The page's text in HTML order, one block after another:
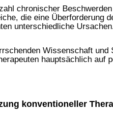
chronischer
die eine Überforderung
unterschiedliche
Wissenschaft
hauptsächlich auf
konventioneller